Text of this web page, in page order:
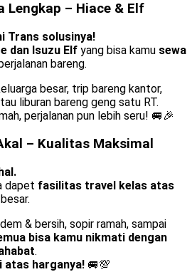
Lengkap – Hiace & Elf
Trans solusinya!
dan Isuzu Elf yang bisa kamu sewa
bareng.
besar, trip bareng kantor,
liburan bareng geng satu RT.
perjalanan pun lebih seru! 🚐🎉
– Kualitas Maksimal
dapet fasilitas travel kelas atas
& bersih, sopir ramah, sampai
bisa kamu nikmati dengan
.
atas harganya! 🚐💯